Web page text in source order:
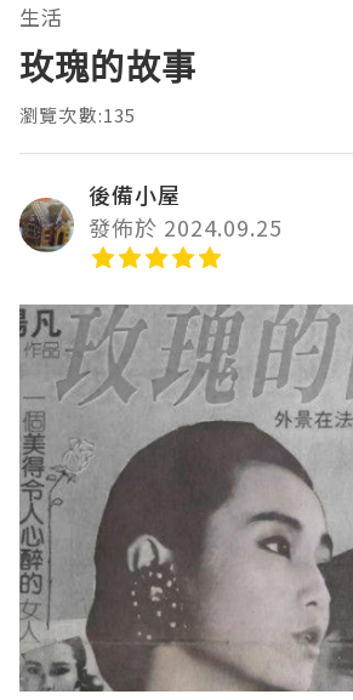
生活
玫瑰的故事
瀏覽次數:135
後備小屋
發佈於 2024.09.25